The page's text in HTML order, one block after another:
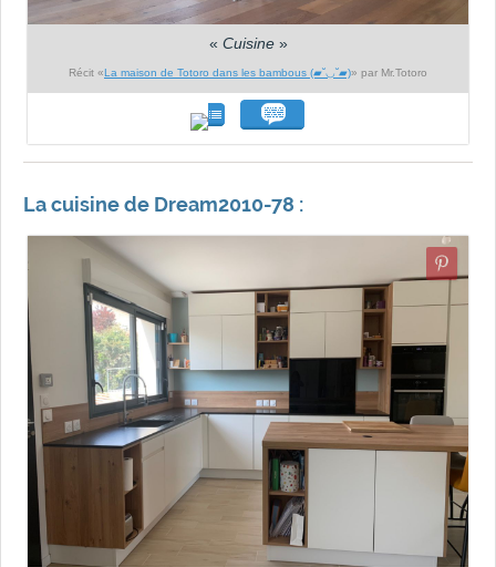
« Cuisine»
Récit «La maison de Totoro dans les bambous (▰˘◡˘▰)» par Mr.Totoro
La cuisine de Dream2010-78 :